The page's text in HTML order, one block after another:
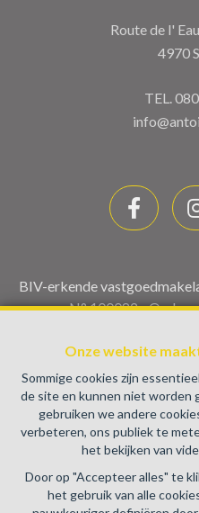
Onze website
Sommige cookies zijn
de site en kunnen niet worden
gebruiken we andere
verbeteren, ons publiek te
het bekijken van
Door op "Accepteer alles" te
het gebruik van alle
Route de l'
4970
TEL.
BIV-erkende
N° 100082 -
Beroepinstituut van
16B - 1000 Brussel (+32
www.biv.be-
BA en borgstelling via NV
Brussel (polisnr.
activiteiten die in
Algemene